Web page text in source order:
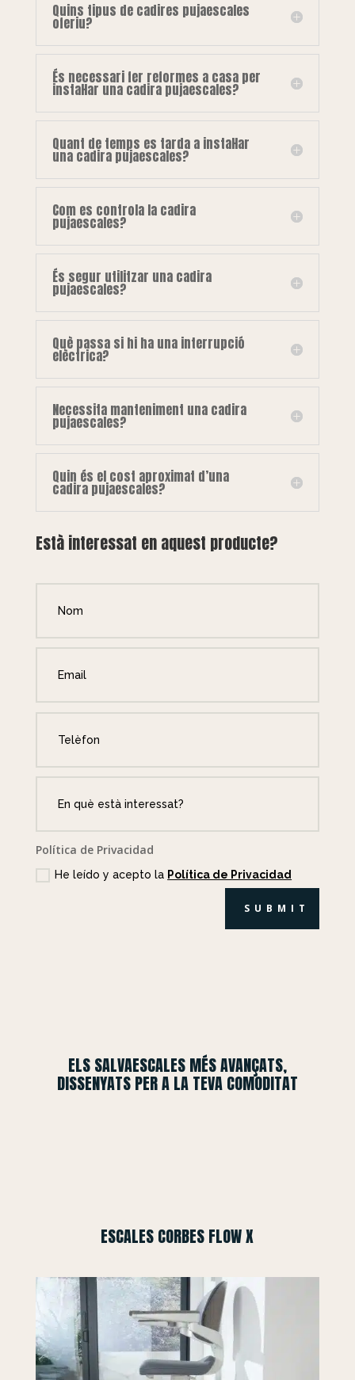
Quins tipus de cadires pujaescales
oferiu?
És necessari fer reformes a casa per
instal·lar una cadira pujaescales?
Quant de temps es tarda a instal·lar
una cadira pujaescales?
Com es controla la cadira
pujaescales?
És segur utilitzar una cadira
pujaescales?
Què passa si hi ha una interrupció
elèctrica?
Necessita manteniment una cadira
pujaescales?
Quin és el cost aproximat d’una
cadira pujaescales?
Està interessat en aquest producte?
Política de Privacidad
He leído y acepto la Política de Privacidad
SUBMIT
ELS SALVAESCALES MÉS AVANÇATS,
DISSENYATS PER A LA TEVA COMODITAT
ESCALES CORBES FLOW X